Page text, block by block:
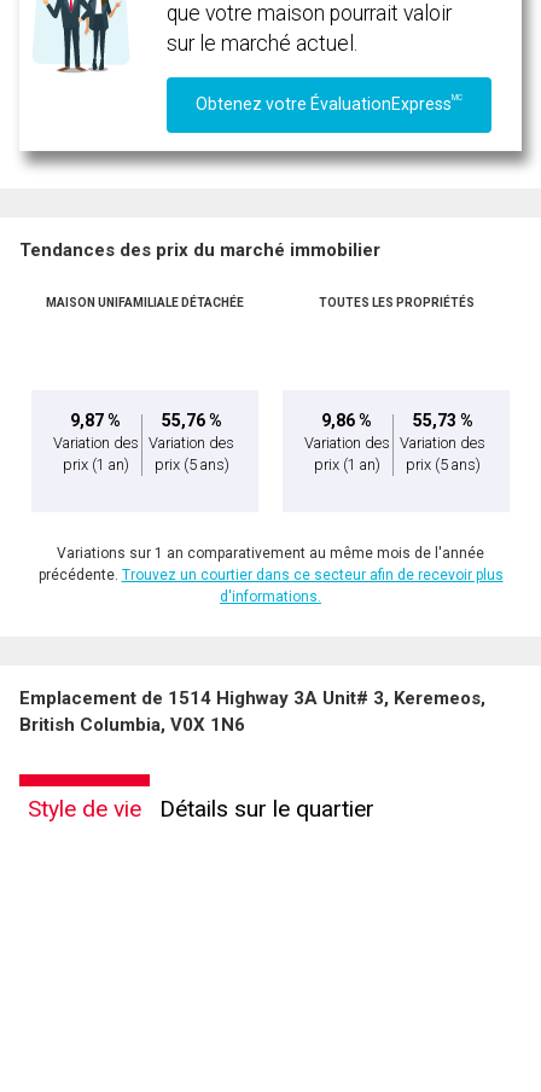
que votre maison pourrait valoir
sur le marché actuel.
Obtenez votre ÉvaluationExpressMC
Tendances des prix du marché immobilier
MAISON UNIFAMILIALE DÉTACHÉE
9,87 %
Variation des
prix (1 an)
55,76 %
Variation des
prix (5 ans)
TOUTES LES PROPRIÉTÉS
9,86 %
Variation des
prix (1 an)
55,73 %
Variation des
prix (5 ans)
Variations sur 1 an comparativement au même mois de l'année
précédente. Trouvez un courtier dans ce secteur afin de recevoir plus
d'informations.
Emplacement de 1514 Highway 3A Unit# 3, Keremeos,
British Columbia, V0X 1N6
Style de vie Détails sur le quartier